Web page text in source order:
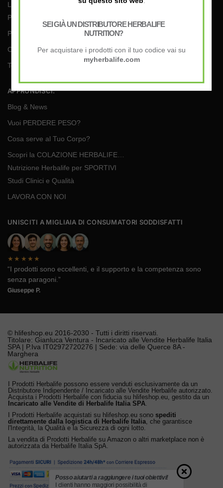
SEI GIÀ UN DISTRIBUTORE HERBALIFE
NUTRITION?
Per acquistare i prodotti con il tuo codice vai su
myherbalife.com
Listino Prezzi (PDF)
Pagamenti & Spedizioni
Privacy Policy
Cookie Policy
Termini e Condizioni
APPRONDISCI:
Blog & News
Vuoi PERDERE PESO?
Cosa serve al Tuo Corpo?
Scopri la COLAZIONE HERBALIFE…
Nutrizione Herbalife per SPORTIVI
Studi Clinici e Qualità
LAVORA CON NOI
UNISCITI A MIGLIAIA DI CONSUMATORI SODDISFATTI
★★★★★
“I prodotti sono eccellenti, e il supporto e la competenza sono
senza paragoni.”
Giuseppe P.
© hlifeshop.eu 2016-2030 - Tutti i diritti riservati.
Titolare: Gianluca Ventura - Incaricato alle Vendite Herbalife Italia
SPA | P.Iva IT02972720276 | Sede: via delle Querce 8A -
Marghera
I Prodotti Herbalife possono essere venduti esclusivamente da un
Distributore Indipendente / Incaricato alle Vendite Herbalife autorizzato.
Acquista i Prodotti Herbalife con fiducia su hlifeshop.eu, gestito da un
Incaricato alle Vendite di Herbalife Italia SPA.
I Prodotti Herbalife acquistati su hlifeshop.eu sono spediti
direttamente dalla logistica di Herbalife Italia, che garantisce
l'Integrità, la Qualità e la Sicurezza di ogni lotto.
La vendita di Prodotti Herbalife su Amazon o altri marketplace non è
autorizzata da Herbalife Italia SpA.
Posso aiutarti a raggiungere i tuoi obiettivi!
I clienti hanno maggiori possibilità di